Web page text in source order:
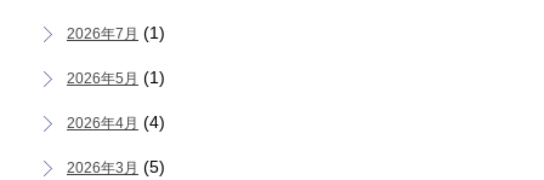
2026年7月 (1)
2026年5月 (1)
2026年4月 (4)
2026年3月 (5)